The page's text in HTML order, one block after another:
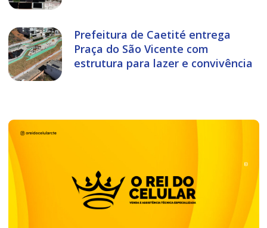
Prefeitura de Caetité entrega
Praça do São Vicente com
estrutura para lazer e convivência